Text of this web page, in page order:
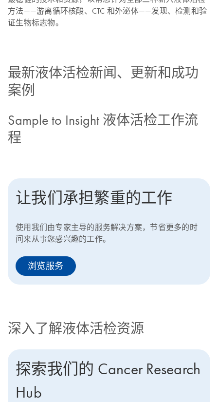
方法——游离循环核酸、CTC 和外泌体——发现、检测和验
证生物标志物。
最新液体活检新闻、更新和成功
案例
Sample to Insight 液体活检工作流
程
让我们承担繁重的工作
使用我们由专家主导的服务解决方案，节省更多的时
间来从事您感兴趣的工作。
浏览服务
深入了解液体活检资源
探索我们的 Cancer Research
Hub